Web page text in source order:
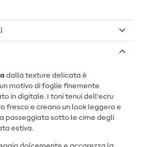
dalla texture delicata è
motivo di foglie finemente
in digitale. I toni tenui dell'ecru
fresco e creano un look leggero e
passeggiata sotto le cime degli
estiva.